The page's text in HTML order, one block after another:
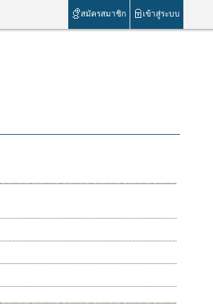
สมัครสมาชิก เข้าสู่ระบบ